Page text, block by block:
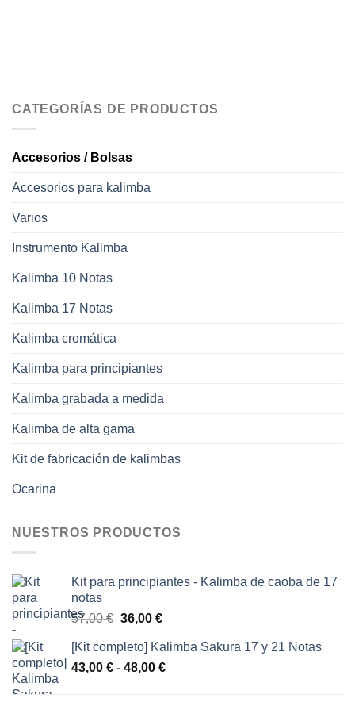
CATEGORÍAS DE PRODUCTOS
Accesorios / Bolsas
Accesorios para kalimba
Varios
Instrumento Kalimba
Kalimba 10 Notas
Kalimba 17 Notas
Kalimba cromática
Kalimba para principiantes
Kalimba grabada a medida
Kalimba de alta gama
Kit de fabricación de kalimbas
Ocarina
NUESTROS PRODUCTOS
Kit para principiantes - Kalimba de caoba de 17
notas
57,00€ El
original
era:
36,00 €El
actual
es:
[Kit completo] Kalimba Sakura 17 y 21 Notas
43,00 € - 48,00 €Rango